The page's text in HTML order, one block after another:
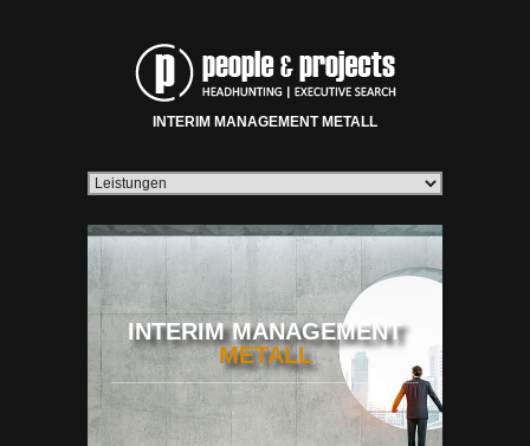
INTERIM MANAGEMENT METALL
INTERIM MANAGEMENT
METALL